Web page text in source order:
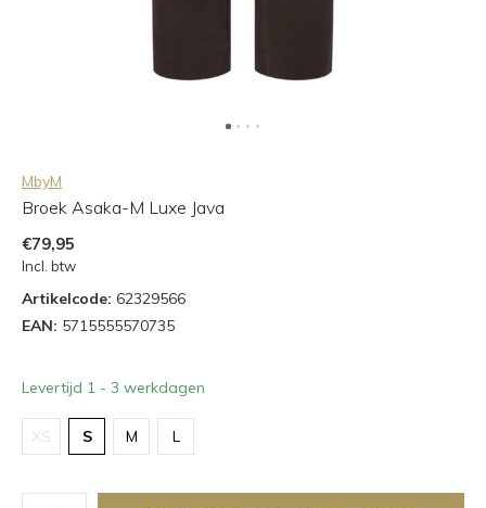
MbyM
Broek Asaka-M Luxe Java
€79,95
Incl. btw
Artikelcode: 62329566
EAN: 5715555570735
Levertijd 1 - 3 werkdagen
XS S M L